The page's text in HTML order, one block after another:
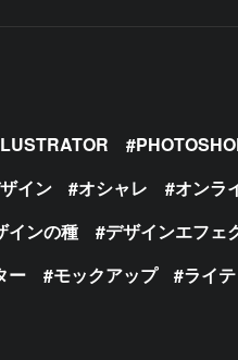
イン オシャレ オンラ
インの種 デザインエフェ
ー モックアップ ライ